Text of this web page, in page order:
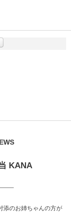
KANA
添のお姉ちゃんの方が